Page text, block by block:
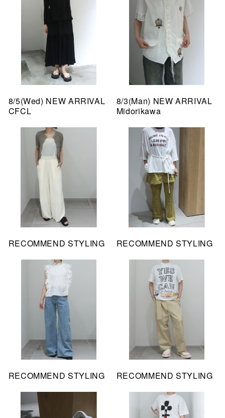
8/5(Wed) NEW ARRIVAL
CFCL
8/3(Man) NEW ARRIVAL
Midorikawa
RECOMMEND STYLING RECOMMEND STYLING
RECOMMEND STYLING RECOMMEND STYLING